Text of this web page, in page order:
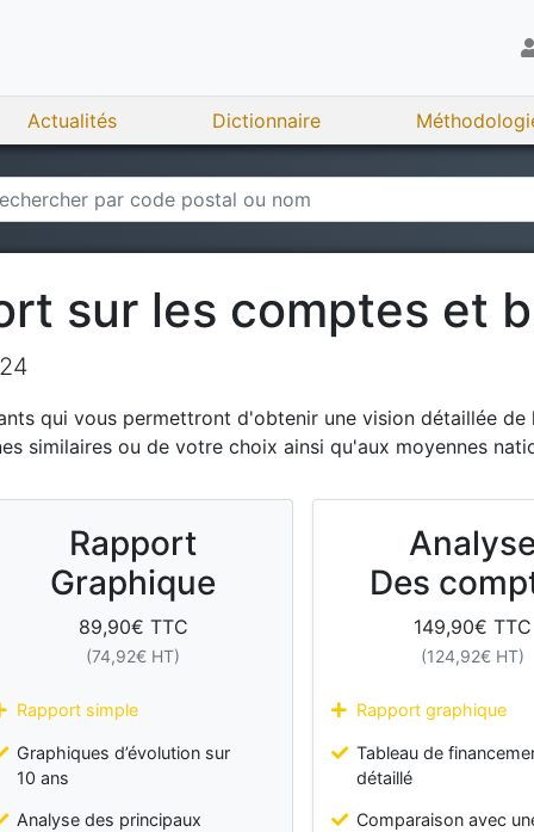
Actualités Dictionnaire
sur les comptes et
qui vous permettront d'obtenir une vision détaillée de
similaires ou de votre choix ainsi qu'aux moyennes
Rapport
Graphique
89,90€ TTC
(74,92€ HT)
Rapport simple
Graphiques d’évolution sur
10 ans
Analyse des principaux
Des
149,90€ TTC
(124,92€ HT)
Rapport graphique
Tableau de
détaillé
Comparaison avec